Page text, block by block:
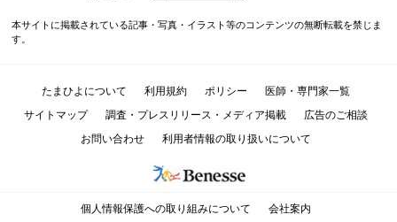
本サイトに掲載されている記事・写真・イラスト等のコンテンツの無断転載を禁じま
す。
たまひよについて 利用規約 ポリシー
医師・専門家一覧
サイトマップ
調査・プレスリリース・メディア掲載
広告のご相談
お問い合わせ
利用者情報の取り扱いについて
個人情報保護への取り組みについて 会社案内